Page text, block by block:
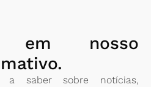
em nosso
a saber sobre notícias,